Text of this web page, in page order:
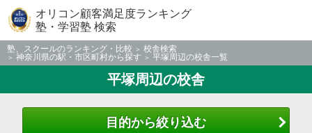
オリコン顧客満足度ランキング
塾・学習塾 検索
塾、スクールのランキング・比較
校舎検索
神奈川県の駅・市区町村から探す
平塚周辺の校舎一覧
平塚周辺の校舎
目的から絞り込む